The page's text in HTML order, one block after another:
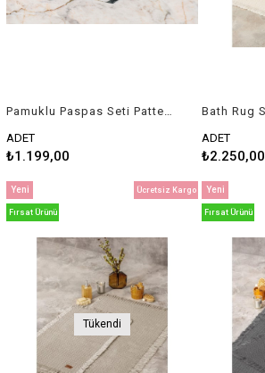
ADET
₺1.199,00
ADET
₺2.250,00
Tükendi
Ücretsiz Kargo
Yeni
Ürün
Fırsat Ürünü
Yeni
Ürün
Fırsat Ürünü